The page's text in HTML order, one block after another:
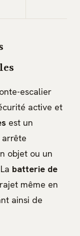
escalier
active et
est un
objet ou un
batterie de
même en
ainsi de